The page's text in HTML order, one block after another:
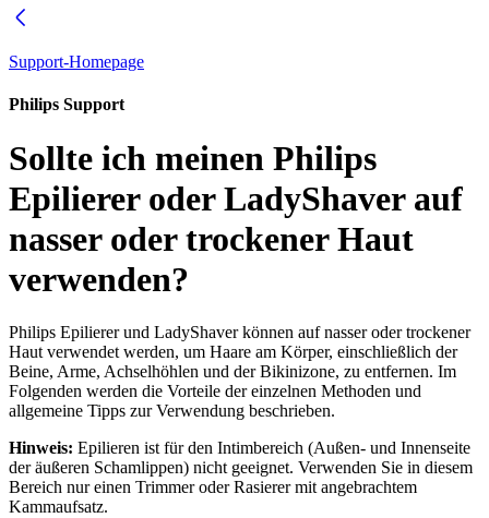
Support-Homepage
Philips Support
Sollte ich meinen Philips
Epilierer oder LadyShaver auf
nasser oder trockener Haut
verwenden?
Philips Epilierer und LadyShaver können auf nasser oder trockener
Haut verwendet werden, um Haare am Körper, einschließlich der
Beine, Arme, Achselhöhlen und der Bikinizone, zu entfernen. Im
Folgenden werden die Vorteile der einzelnen Methoden und
allgemeine Tipps zur Verwendung beschrieben.
Hinweis: Epilieren ist für den Intimbereich (Außen- und Innenseite
der äußeren Schamlippen) nicht geeignet. Verwenden Sie in diesem
Bereich nur einen Trimmer oder Rasierer mit angebrachtem
Kammaufsatz.